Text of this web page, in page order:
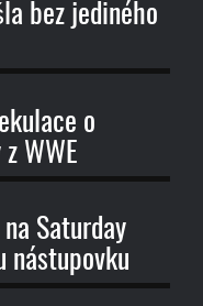
bez jediného
o
WWE
Saturday
nástupovku